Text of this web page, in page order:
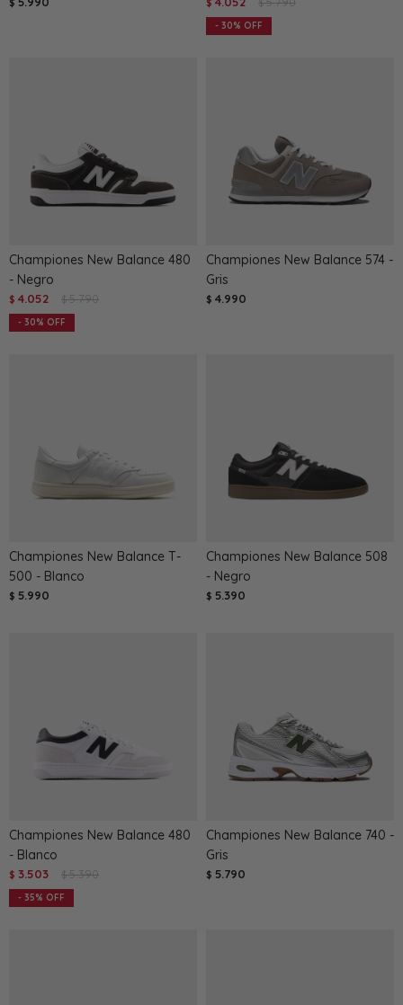
$ $ $
30
Championes New Balance 480
- Negro
$ 4.052 $ 5.790
30
Championes New Balance 574 -
Gris
$ 4.990
Championes New Balance T-
500 - Blanco
$ 5.990
Championes New Balance 508
- Negro
$ 5.390
Championes New Balance 480
- Blanco
$ 3.503 $ 5.390
35
Championes New Balance 740 -
Gris
$ 5.790